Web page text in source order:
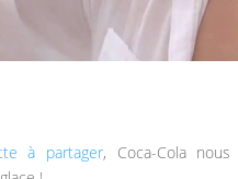
à partager, Coca-Cola